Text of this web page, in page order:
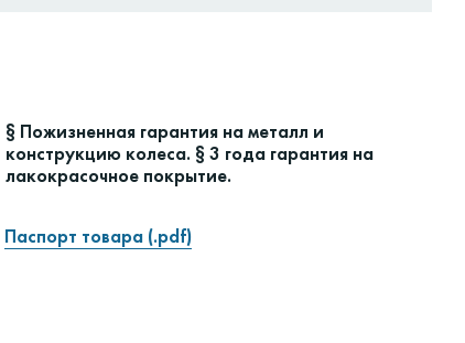
§ Пожизненная гарантия на металл и
конструкцию колеса. § 3 года гарантия на
лакокрасочное покрытие.
Паспорт товара (.pdf)